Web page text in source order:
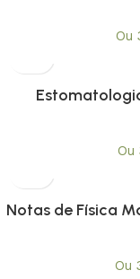
Ou
Ou
Notas de Física
Ou